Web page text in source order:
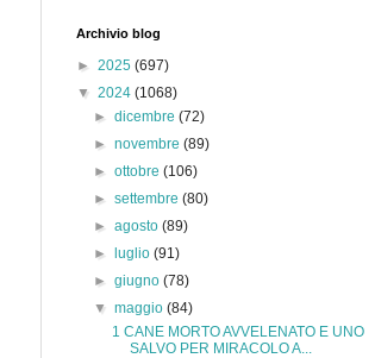
Archivio blog
► 2025 (697)
▼ 2024 (1068)
►dicembre(72)
►novembre(89)
►ottobre(106)
►settembre(80)
►agosto(89)
►
luglio(91)
►giugno(78)
▼maggio(84)
1 CANE MORTO AVVELENATO E UNO
SALVO PER MIRACOLO A...